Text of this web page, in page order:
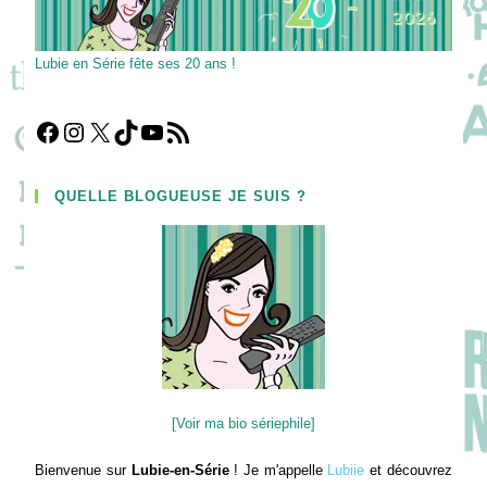
Lubie en Série fête ses 20 ans !
Facebook
Instagram
X TikTokYouTube
Flux RSS
QUELLE BLOGUEUSE JE SUIS ?
[Voir ma bio sériephile]
Bienvenue sur Lubie-en-Série! Je m'appelle Lubiie et découvrez